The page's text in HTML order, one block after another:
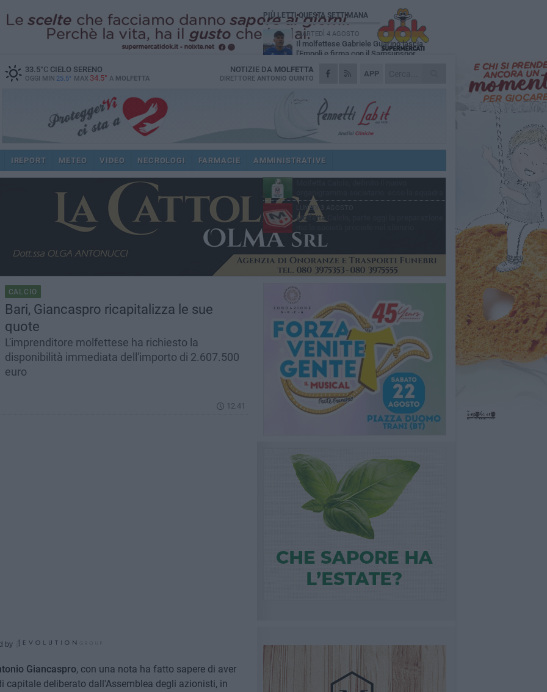
33.5°CCIELO SERENO
OGGI MIN 25.5° MAX 34.5° A MOLFETTA
APP
NOTIZIE DA MOLFETTA
DIRETTORE ANTONIO QUINTO
IREPORT METEO VIDEO NECROLOGI FARMACIE AMMINISTRATIVE
CALCIO
Bari, Giancaspro ricapitalizza le sue
quote
L'imprenditore molfettese ha richiesto la
disponibilità immediata dell'importo di 2.607.500
euro
12.41
by
Giancaspro, con una nota ha fatto sapere di aver
deliberato dall'Assemblea degli azionisti, in
PIÙ LETTI QUESTA SETTIMANA
MARTEDÌ 4 AGOSTO
Il molfettese Gabriele Guarino lascia
l'Empoli e firma con il Samsunspor
LUNEDÌ 3 AGOSTO
Palazzetto Giovanni Panunzio: dove lo
eccellenza
VENERDÌ 7 AGOSTO
Molfetta Calcio, tre innesti di spessore:
arrivano i molfettesi Roselli, Cirillo e Caputi
DOMENICA 2 AGOSTO
Tennistavolo, il molfettese Roberto
Minervini riparte da Otranto
MARTEDÌ 4 AGOSTO
dirigenziale
LUNEDÌ 3 AGOSTO
Molfetta Calcio, parte oggi la preparazione